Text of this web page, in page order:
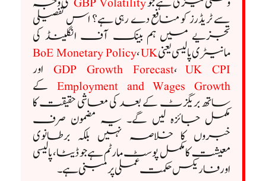
سے ٹریڈرز کو منافع دے رہی ہے؟ اس تفصیلی
تجزیے میں ہم بینک آف انگلینڈ کی
مانیٹری پالیسی یعنی
BoE Monetary Policy،UK
GDP Growth Forecast، UK CPI
اور
Employment and Wages Growth کے
ساتھ بریگزٹ کے بعد کی معاشی حقیقت کا
مکمل جائزہ لیں گے۔ یہ مضمون صرف
خبروں کا خلاصہ نہیں بلکہ برطانوی
معیشت کا مکمل پوسٹ مارٹم ہے جو ڈیٹا، پالیسی
اور فاریکس حکمت عملی پر مبنی ہے۔